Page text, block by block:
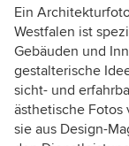
Ein
Westfalen ist
Gebäuden und
gestalterische
sicht- und
ästhetische Fotos
sie aus Design-